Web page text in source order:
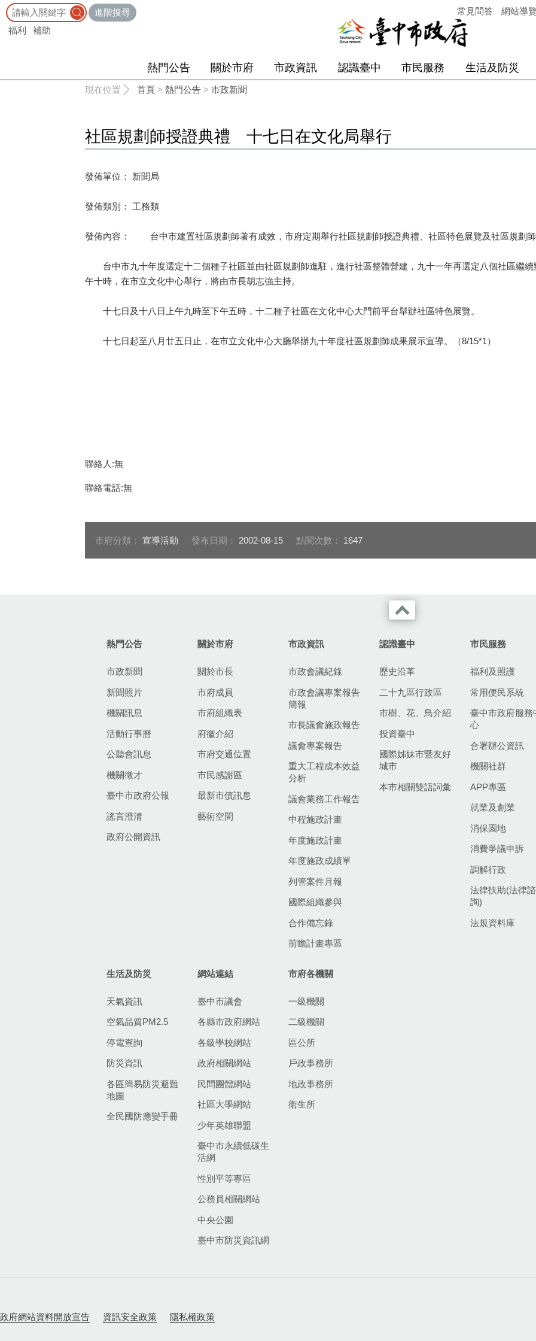
進階搜尋
福利
補助
常見問答 網站導
熱門公告 關於市府 市政資訊 認識臺中 市民服務 生活及防災
現在位置 首頁 > 熱門公告 > 市政新聞
社區規劃師授證典禮 十七日在文化局舉行
發佈單位： 新聞局
發佈類別： 工務類
發佈內容： 台中市建置社區規劃師著有成效，市府定期舉行社區規劃師授證典禮、社區特色展覽及社區規劃
台中市九十年度選定十二個種子社區並由社區規劃師進駐，進行社區整體營建，九十一年再選定八個社區繼續
午十時，在市立文化中心舉行，將由市長胡志強主持。
十七日及十八日上午九時至下午五時，十二種子社區在文化中心大門前平台舉辦社區特色展覽。
十七日起至八月廿五日止，在市立文化中心大廳舉辦九十年度社區規劃師成果展示宣導。（8/15*1）
聯絡人:無
聯絡電話:無
市府分類： 宣導活動 發布日期： 2002-08-15 點閱次數： 1647
熱門公告
市政新聞
新聞照片
機關訊息
活動行事曆
公聽會訊息
機關徵才
臺中市政府公報
謠言澄清
政府公開資訊
關於市府
關於市長
市府成員
市府組織表
府徽介紹
市府交通位置
市民感謝區
最新市債訊息
藝術空間
市政資訊
市政會議紀錄
市政會議專案報告
簡報
市長議會施政報告
議會專案報告
重大工程成本效益
分析
議會業務工作報告
中程施政計畫
年度施政計畫
年度施政成績單
列管案件月報
國際組織參與
合作備忘錄
前瞻計畫專區
認識臺中
歷史沿革
二十九區行政區
市樹、花、鳥介紹
投資臺中
國際姊妹市暨友好
城市
本市相關雙語詞彙
市民服務
福利及照護
常用便民系統
臺中市政府服務
心
合署辦公資訊
機關社群
APP專區
就業及創業
消保園地
消費爭議申訴
調解行政
法律扶助(法律諮
詢)
法規資料庫
生活及防災
天氣資訊
空氣品質PM2.5
停電查詢
防災資訊
各區簡易防災避難
地圖
全民國防應變手冊
網站連結
臺中市議會
各縣市政府網站
各級學校網站
政府相關網站
民間團體網站
社區大學網站
少年英雄聯盟
臺中市永續低碳生
活網
性別平等專區
公務員相關網站
中央公園
臺中市防災資訊網
市府各機關
一級機關
二級機關
區公所
戶政事務所
地政事務所
衛生所
政府網站資料開放宣告 資訊安全政策 隱私權政策